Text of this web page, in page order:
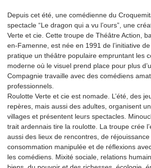
Depuis cet été, une comédienne du
spectacle “Le dragon qui a vu l’ours”, une
Verte et cie. Cette troupe de Théâtre Action,
en-Famenne, est née en 1991 de l’initiative
pratique un théâtre populaire empruntant les
moderne où le visuel prend place pour plus
Compagnie travaille avec des comédiens
professionnels.
Roulotte Verte et cie est nomade. L’été, des
repères, mais aussi des adultes, organisent
villages et présentent leurs spectacles.
trait ardennais tire la roulotte. La troupe crée
aussi des lieux de rencontres, de réjouissance
consommation manipulée et de réflexions
les comédiens. Mixité sociale, relations